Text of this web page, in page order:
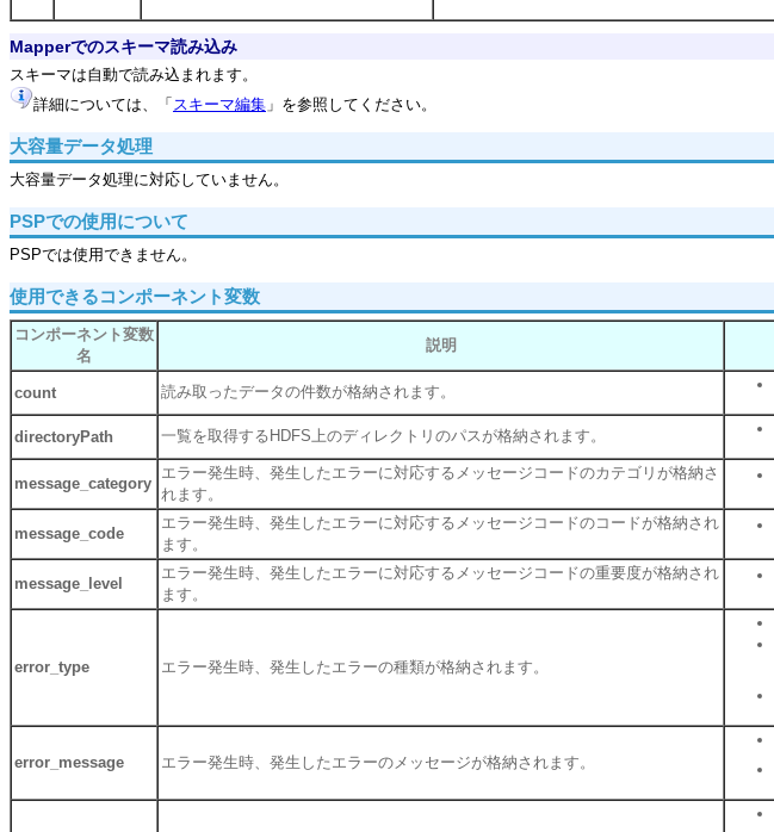
Mapperでのスキーマ読み込み
スキーマは自動で読み込まれます。
詳細については、「 スキーマ編集 」を参照してください。
大容量データ処理
大容量データ処理に対応していません。
PSPでの使用について
PSPでは使用できません。
使用できるコンポーネント変数
コンポーネント変数
名
説明
count 読み取ったデータの件数が格納されます。
directoryPath 一覧を取得するHDFS上のディレクトリのパスが格納されます。
message_category
エラー発生時、発生したエラーに対応するメッセージコードのカテゴリが格納さ
れます。
message_code
エラー発生時、発生したエラーに対応するメッセージコードのコードが格納され
ます。
message_level
エラー発生時、発生したエラーに対応するメッセージコードの重要度が格納され
ます。
error_type エラー発生時、発生したエラーの種類が格納されます。
error_message エラー発生時、発生したエラーのメッセージが格納されます。